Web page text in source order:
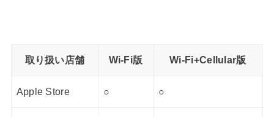
取り扱い店舗 Wi-Fi版 Wi-Fi+Cellular版
Apple Store ○ ○